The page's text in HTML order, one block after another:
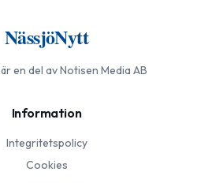
NässjöNytt
är en del av Notisen Media AB
Information
Integritetspolicy
Cookies